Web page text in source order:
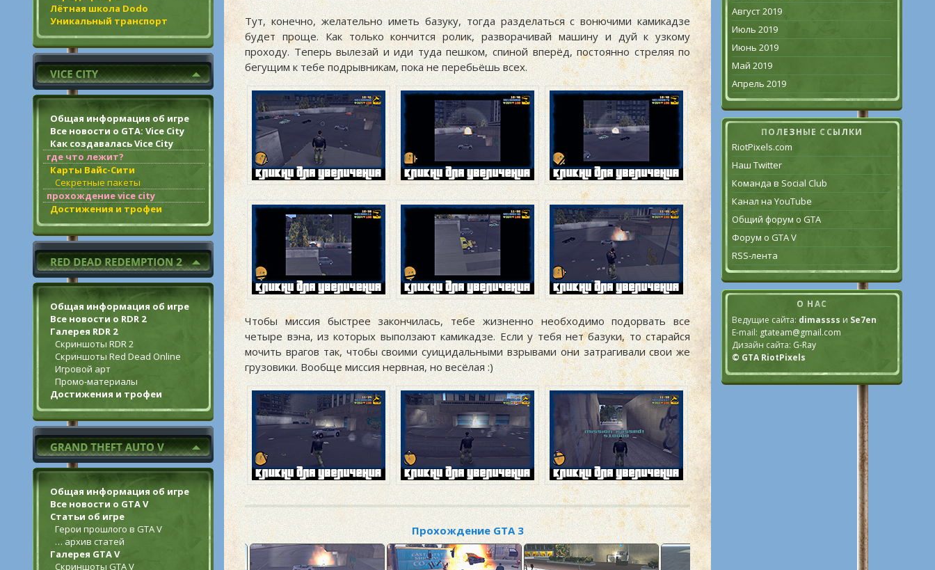
Лётная школа Dodo
Уникальный транспорт
Общая информация об игре
Все новости о GTA: Vice City
Как создавалась Vice City
где что лежит?
Карты Вайс-Сити
Секретные пакеты
прохождение vice city
Достижения и трофеи
Общая информация об игре
Все новости о RDR 2
Галерея RDR 2
Скриншоты RDR 2
Скриншоты Red Dead Online
Игровой арт
Промо-материалы
Достижения и трофеи
Общая информация об игре
Все новости о GTA V
Статьи об игре
Герои прошлого в GTA V
… архив статей
Галерея GTA V
Скриншоты GTA V
Тут, конечно, желательно иметь базуку, тогда разделаться с вонючими камикадзе
будет проще. Как только кончится ролик, разворачивай машину и дуй к узкому
проходу. Теперь вылезай и иди туда пешком, спиной вперёд, постоянно стреляя по
бегущим к тебе подрывникам, пока не перебьёшь всех.
Чтобы миссия быстрее закончилась, тебе жизненно необходимо подорвать все
четыре вэна, из которых выползают камикадзе. Если у тебя нет базуки, то старайся
мочить врагов так, чтобы своими суицидальными взрывами они затрагивали свои же
грузовики. Вообще миссия нервная, но весёлая :)
Прохождение GTA 3
Август 2019
Июль 2019
Июнь 2019
Май 2019
Апрель 2019
ПОЛЕЗНЫЕ ССЫЛКИ
RiotPixels.com
Наш Twitter
Команда в Social Club
Канал на YouTube
Общий форум о GTA
Форум о GTA V
RSS-лента
О НАС
Ведущие сайта: dimassss и Se7en
E-mail: gtateam@gmail.com
Дизайн сайта: G-Ray
© GTA RiotPixels